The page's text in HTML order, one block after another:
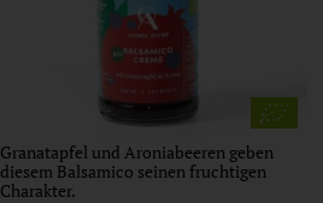
Granatapfel und Aroniabeeren geben
diesem Balsamico seinen fruchtigen
Charakter.